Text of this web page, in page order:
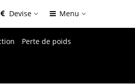
Devise Menu
Perte de poids